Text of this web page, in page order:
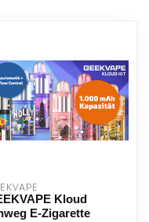
Kloud
E-Zigarette